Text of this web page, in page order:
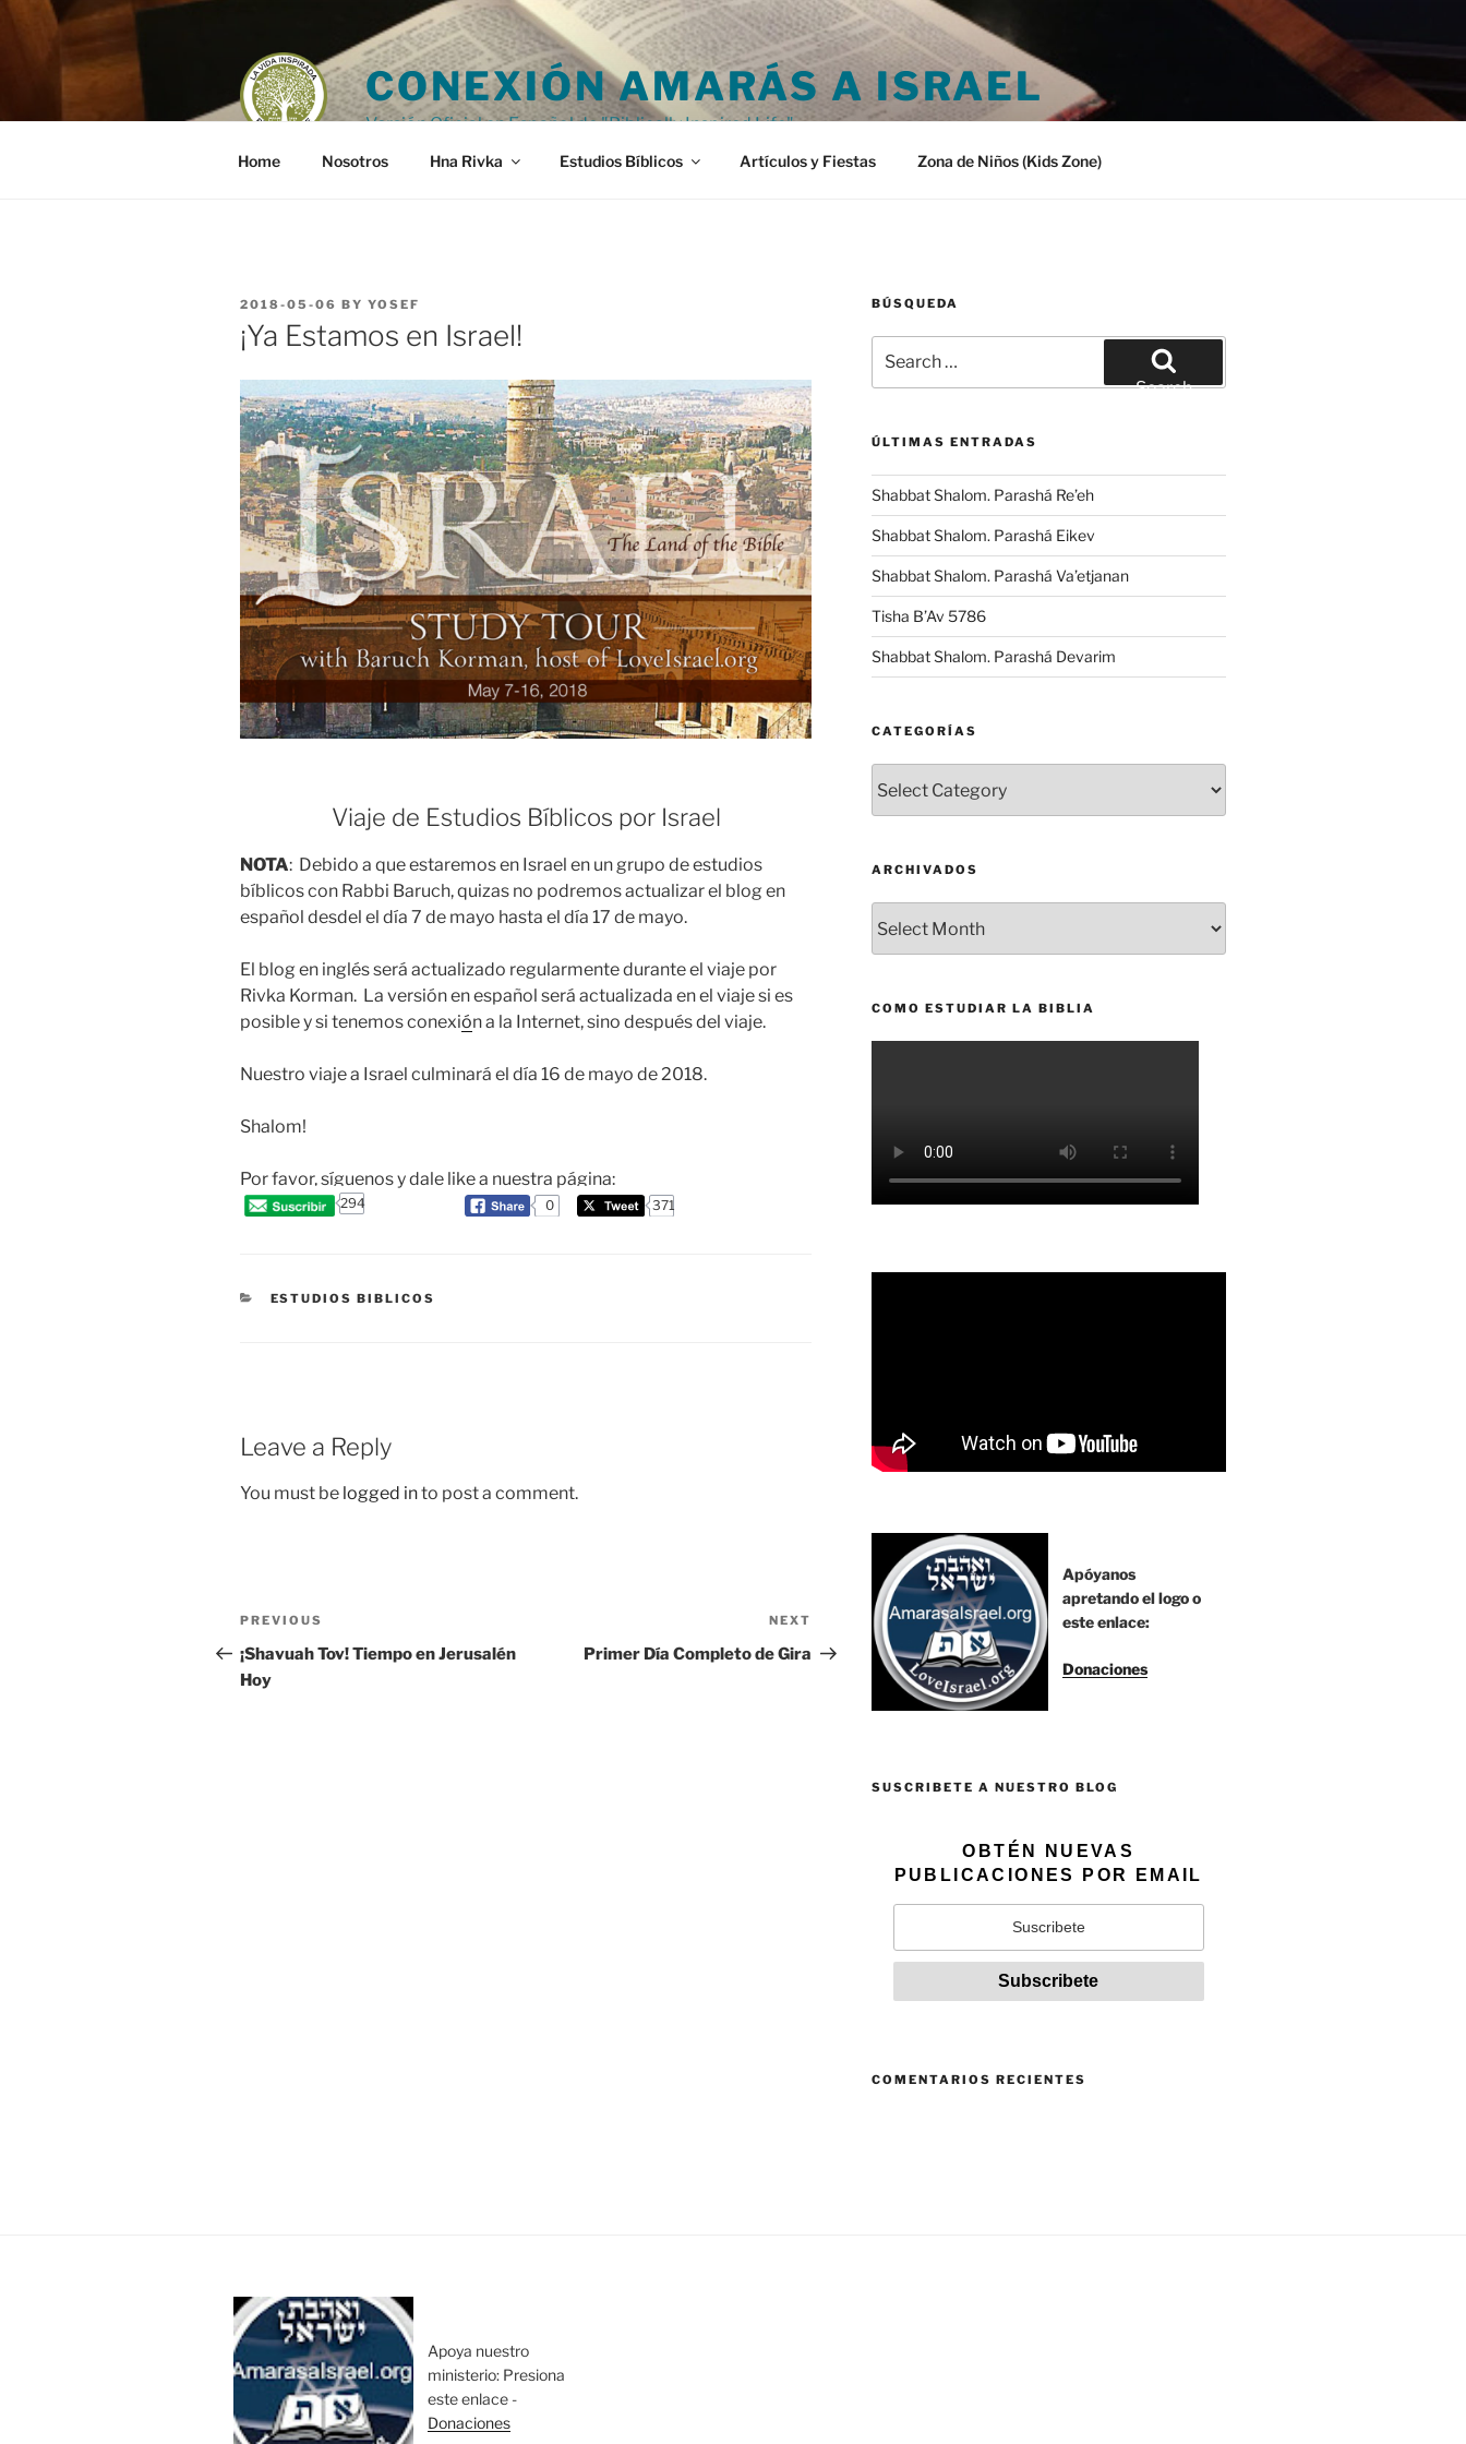
Skip
CONEXIÓN AMARÁS A ISRAEL
Versión Oficial en Español de "Biblically Inspired Life"
Home Nosotros Hna Rivka Estudios Bíblicos Artículos y Fiestas Zona de Niños (Kids Zone)
POSTED
ON
2018-05-06 BY YOSEF
¡Ya Estamos en Israel!
Viaje de Estudios Bíblicos por Israel
NOTA: Debido a que estaremos en Israel en un grupo de estudios
bíblicos con Rabbi Baruch, quizas no podremos actualizar el blog en
español desdel el día 7 de mayo hasta el día 17 de mayo.
El blog en inglés será actualizado regularmente durante el viaje por
Rivka Korman. La versión en español será actualizada en el viaje si es
posible y si tenemos conexión a la Internet, sino después del viaje.
Nuestro viaje a Israel culminará el día 16 de mayo de 2018.
Shalom!
Por favor, síguenos y dale like a nuestra página:
294 0 371
CATEGORIES
ESTUDIOS BIBLICOS
Leave a Reply
You must be logged into post a comment.
Post
navigation
Previous
Post
PREVIOUS
¡Shavuah Tov! Tiempo en Jerusalén
Hoy
Post
NEXT
Primer Día Completo de Gira
BÚSQUEDA
for:
Search
ÚLTIMAS ENTRADAS
Shabbat Shalom. Parashá Re’eh
Shabbat Shalom. Parashá Eikev
Shabbat Shalom. Parashá Va’etjanan
Tisha B’Av 5786
Shabbat Shalom. Parashá Devarim
CATEGORÍAS
ARCHIVADOS
COMO ESTUDIAR LA BIBLIA
Apóyanos
apretando el logo o
este enlace:
Donaciones
SUSCRIBETE A NUESTRO BLOG
OBTÉN NUEVAS
PUBLICACIONES POR EMAIL
COMENTARIOS RECIENTES
Apoya nuestro
ministerio: Presiona
este enlace -
Donaciones